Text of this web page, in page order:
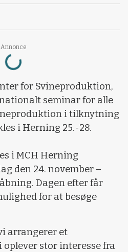
Annonce
Loading...
for Svineproduktion,
seminar for alle
i tilknytning
i Herning 25.-28.
i MCH Herning
den 24. november –
Dagen efter får
for at besøge
arrangerer et
oplever stor interesse fra